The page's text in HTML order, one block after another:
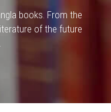
books. From the
of the future